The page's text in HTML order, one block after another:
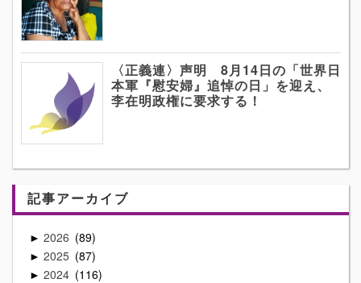
〈正義連〉声明 8月14日の「世界日
本軍『慰安婦』追悼の日」を迎え、
李在明政権に要求する！
記事アーカイブ
► 2026 89
► 2025 87
► 2024 116